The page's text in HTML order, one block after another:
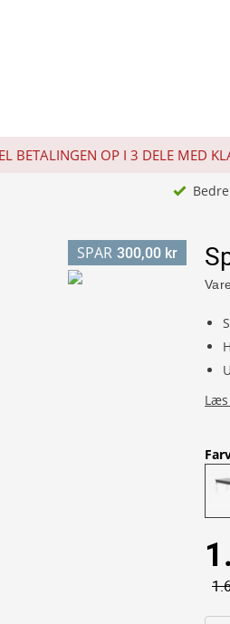
BETALINGEN OP I 3 DELE MED
SPAR 300,00 kr